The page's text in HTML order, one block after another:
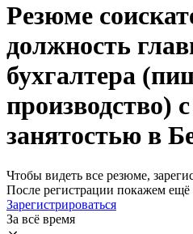
Резюме
должность
бухгалтера
производство)
занятостью в
Чтобы видеть все резюме,
После регистрации покажем
Зарегистрироваться
За всё время